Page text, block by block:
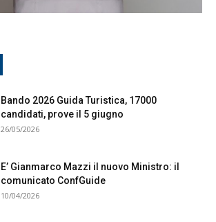
Bando 2026 Guida Turistica, 17000
candidati, prove il 5 giugno
26/05/2026
E’ Gianmarco Mazzi il nuovo Ministro: il
comunicato ConfGuide
10/04/2026